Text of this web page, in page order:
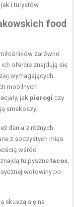
i turystów.
food
zarówno
ofercie znajdują się
wymagających
mobilnych
jak pierogi czy
smakoszy.
dania z różnych
z soczystych mięs
wśród
tu pysznetacos
wołowiny po
skuszą się na